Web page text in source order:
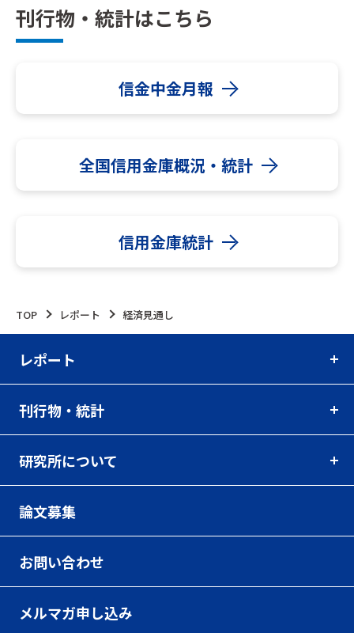
TOP レポート 経済見通し
刊行物・統計はこちら
信金中金月報
全国信用金庫概況・統計
信用金庫統計
レポート
刊行物・統計
研究所について
論文募集
お問い合わせ
メルマガ申し込み